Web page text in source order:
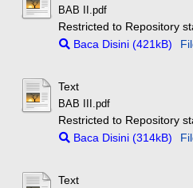
BAB II.pdf
Restricted to Repository
Baca Disini (421kB)
Text
BAB III.pdf
Restricted to Repository
Baca Disini (314kB)
Text